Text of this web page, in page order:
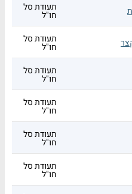
תעודת סל
חו"ל
תעודת סל
חו"ל
תעודת סל
חו"ל
תעודת סל
חו"ל
תעודת סל
חו"ל
תעודת סל
חו"ל